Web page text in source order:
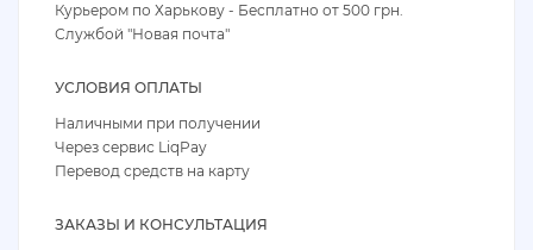
Курьером по Харькову - Бесплатно от 500 грн.
Службой "Новая почта"
УСЛОВИЯ ОПЛАТЫ
Наличными при получении
Через сервис LiqPay
Перевод средств на карту
ЗАКАЗЫ И КОНСУЛЬТАЦИЯ